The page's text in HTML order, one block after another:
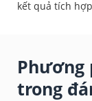
kết quả tích
Phương
trong